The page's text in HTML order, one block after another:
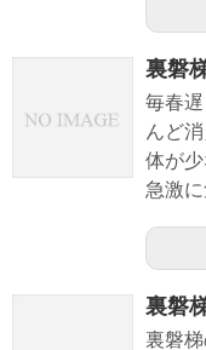
裏磐
毎春
んど
体が
急激
裏磐
裏磐